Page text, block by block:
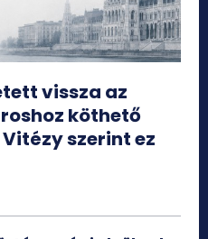
vissza az
köthető
szerint ez